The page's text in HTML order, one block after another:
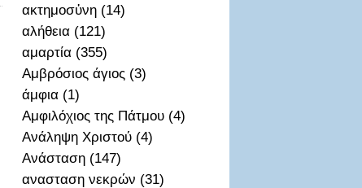
ακτημοσὐνη (14)
αλήθεια (121)
αμαρτία (355)
Αμβρόσιος άγιος (3)
άμφια (1)
Αμφιλόχιος της Πάτμου (4)
Ανάληψη Χριστού (4)
Ανάσταση (147)
ανασταση νεκρών (31)